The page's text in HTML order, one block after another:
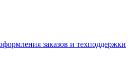
заказов и техподдержки